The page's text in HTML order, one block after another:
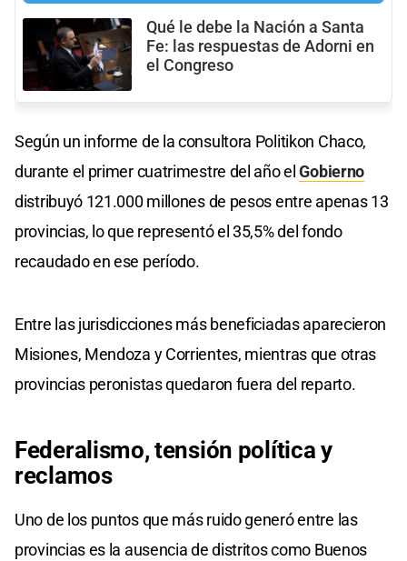
Qué le debe la Nación a Santa
Fe: las respuestas de Adorni en
el Congreso
Según un informe de la consultora Politikon Chaco,
durante el primer cuatrimestre del año elGobierno
distribuyó 121.000 millones de pesos entre apenas 13
provincias, lo que representó el 35,5% del fondo
recaudado en ese período.
Entre las jurisdicciones más beneficiadas aparecieron
Misiones, Mendoza y Corrientes, mientras que otras
provincias peronistas quedaron fuera del reparto.
Federalismo, tensión política y
reclamos
Uno de los puntos que más ruido generó entre las
provincias es la ausencia de distritos como Buenos